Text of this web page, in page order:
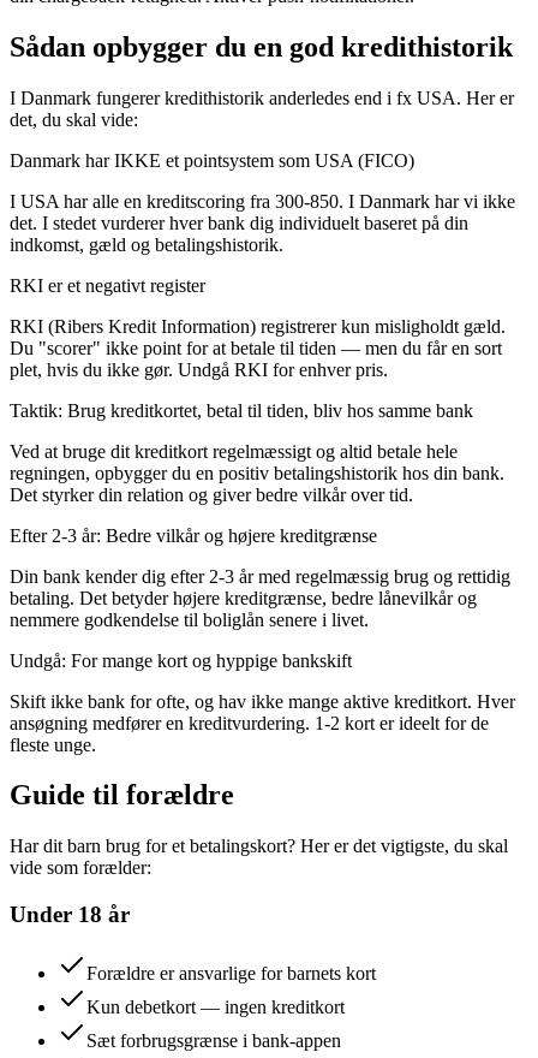
Sådan opbygger du en god kredithistorik
I Danmark fungerer kredithistorik anderledes end i fx USA. Her er
det, du skal vide:
Danmark har IKKE et pointsystem som USA (FICO)
I USA har alle en kreditscoring fra 300-850. I Danmark har vi ikke
det. I stedet vurderer hver bank dig individuelt baseret på din
indkomst, gæld og betalingshistorik.
RKI er et negativt register
RKI (Ribers Kredit Information) registrerer kun misligholdt gæld.
Du "scorer" ikke point for at betale til tiden — men du får en sort
plet, hvis du ikke gør. Undgå RKI for enhver pris.
Taktik: Brug kreditkortet, betal til tiden, bliv hos samme bank
Ved at bruge dit kreditkort regelmæssigt og altid betale hele
regningen, opbygger du en positiv betalingshistorik hos din bank.
Det styrker din relation og giver bedre vilkår over tid.
Efter 2-3 år: Bedre vilkår og højere kreditgrænse
Din bank kender dig efter 2-3 år med regelmæssig brug og rettidig
betaling. Det betyder højere kreditgrænse, bedre lånevilkår og
nemmere godkendelse til boliglån senere i livet.
Undgå: For mange kort og hyppige bankskift
Skift ikke bank for ofte, og hav ikke mange aktive kreditkort. Hver
ansøgning medfører en kreditvurdering. 1-2 kort er ideelt for de
fleste unge.
Guide til forældre
Har dit barn brug for et betalingskort? Her er det vigtigste, du skal
vide som forælder:
Under 18 år
Forældre er ansvarlige for barnets kort
Kun debetkort — ingen kreditkort
Sæt forbrugsgrænse i bank-appen